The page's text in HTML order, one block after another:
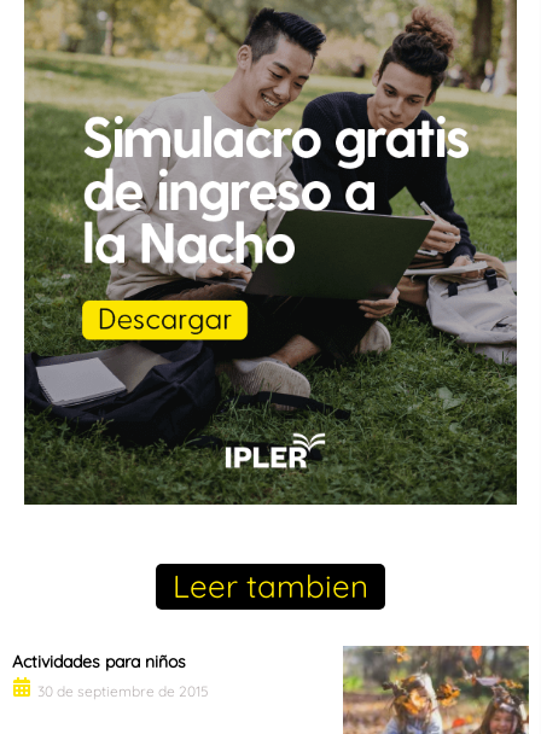
Leer tambien
Actividades para niños
30 de septiembre de 2015